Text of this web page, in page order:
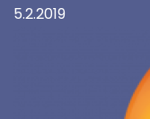
5.2.2019